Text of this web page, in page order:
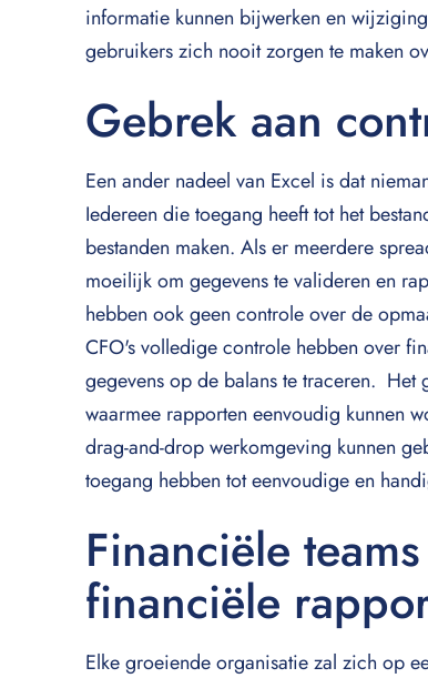
informatie kunnen bijwerken en
gebruikers zich nooit zorgen te maken
Gebrek aan
Een ander nadeel van Excel is dat
Iedereen die toegang heeft tot het
bestanden maken. Als er meerdere
moeilijk om gegevens te valideren en
hebben ook geen controle over de
CFO's volledige controle hebben over
gegevens op de balans te traceren. Het
waarmee rapporten eenvoudig kunnen
drag-and-drop werkomgeving kunnen
toegang hebben tot eenvoudige en
Financiële
financiële
Elke groeiende organisatie zal zich op